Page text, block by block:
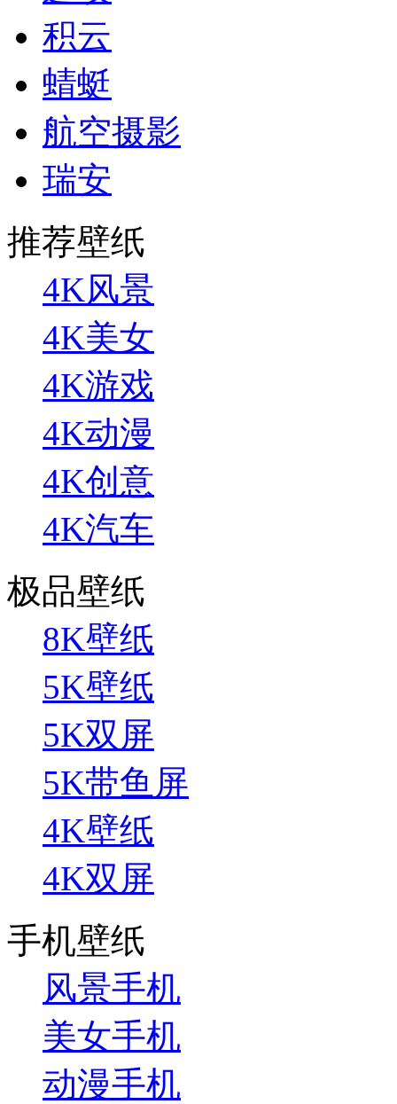
积云
蜻蜓
航空摄影
瑞安
推荐壁纸
4K风景
4K美女
4K游戏
4K动漫
4K创意
4K汽车
极品壁纸
8K壁纸
5K壁纸
5K双屏
5K带鱼屏
4K壁纸
4K双屏
手机壁纸
风景手机
美女手机
动漫手机